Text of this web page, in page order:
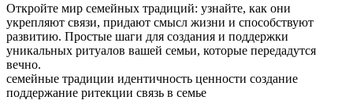
Откройте мир семейных традиций: узнайте, как они
укрепляют связи, придают смысл жизни и способствуют
развитию. Простые шаги для создания и поддержки
уникальных ритуалов вашей семьи, которые передадутся
вечно.
семейные традиции идентичность ценности создание
поддержание ритекции связь в семье